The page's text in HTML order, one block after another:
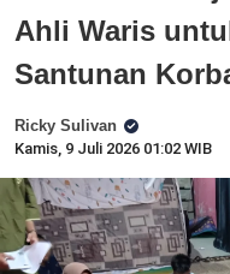
Ahli Waris
Santunan
Ricky Sulivan
Kamis, 9 Juli 2026 01:02 WIB